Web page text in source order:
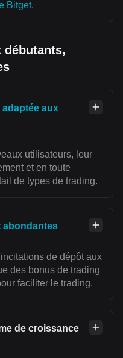
Bitget.
débutants,
aux
utilisateurs, leur
et en toute
de types de trading.
abondantes
de dépôt aux
des bonus de trading
faciliter le trading.
de croissance